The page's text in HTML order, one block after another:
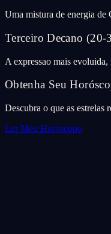
Uma mistura de energia
Terceiro Decano (20-
A expressao mais
Obtenha Seu
Descubra o que as estrelas
Ler Meu Horóscopo